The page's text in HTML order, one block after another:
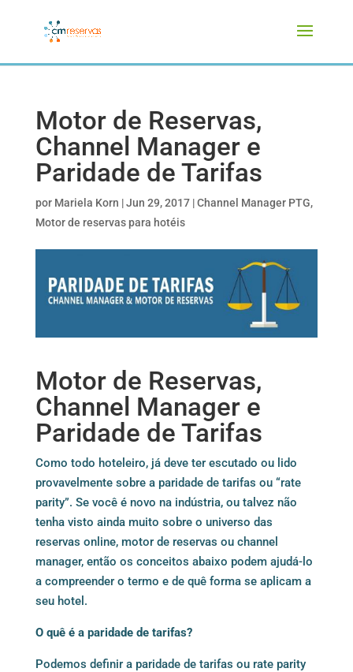
Motor de Reservas,
Channel Manager e
Paridade de Tarifas
por Mariela Korn |Jun 29, 2017|Channel Manager PTG,
Motor de reservas para hotéis
Motor de Reservas,
Channel Manager e
Paridade de Tarifas
Como todo hoteleiro, já deve ter escutado ou lido
provavelmente sobre a paridade de tarifas ou “rate
parity”. Se você é novo na indústria, ou talvez não
tenha visto ainda muito sobre o universo das
reservas online, motor de reservas ou channel
manager, então os conceitos abaixo podem ajudá-lo
a compreender o termo e de quê forma se aplicam a
seu hotel.
O quê é a paridade de tarifas?
Podemos definir a paridade de tarifas ou rate parity